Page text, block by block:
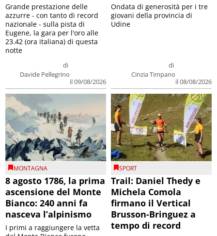
di
Davide Pellegrino
il 09/08/2026
Grande prestazione delle
azzurre - con tanto di record
nazionale - sulla pista di
Eugene, la gara per l'oro alle
23.42 (ora italiana) di questa
notte
di
Cinzia Timpano
il 08/08/2026
Ondata di generosità per i tre
giovani della provincia di
Udine
MONTAGNA
8 agosto 1786, la prima
ascensione del Monte
Bianco: 240 anni fa
nasceva l’alpinismo
I primi a raggiungere la vetta
SPORT
Trail: Daniel Thedy e
Michela Comola
firmano il Vertical
Brusson-Bringuez a
tempo di record